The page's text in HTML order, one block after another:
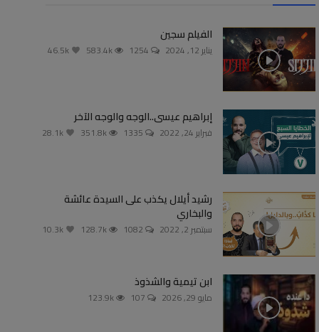
الفيلم سجين
يناير 12, 2024 1254
583.4k
إبراهيم عيسى..الوجه والوجه الآخر
فبراير 24, 2022 1335
351.8k
رشيد أيلال يكذب على السيدة عائشة
والبخاري
سبتمبر 2, 2022 1082
128.7k
ابن تيمية والشذوذ
مايو 29, 2026 107
123.9k